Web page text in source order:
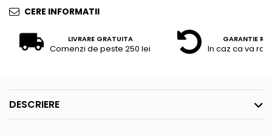
CERE INFORMATII
LIVRARE GRATUITA
Comenzi de peste 250 lei
GARANTIE
In caz ca va
DESCRIERE